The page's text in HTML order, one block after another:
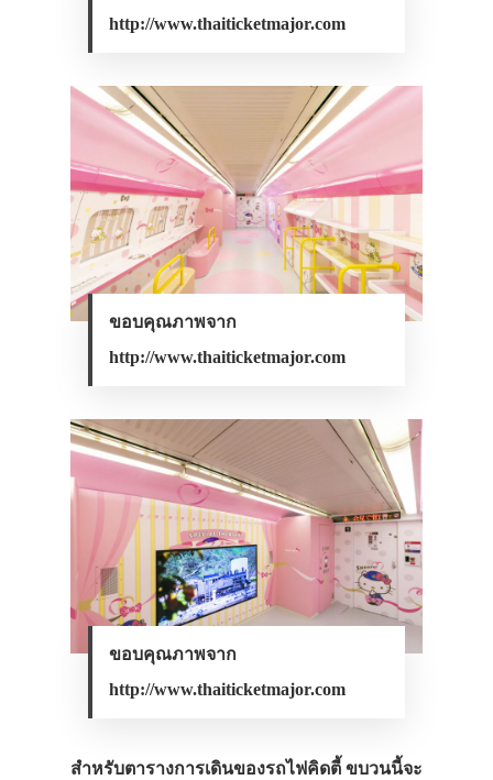
http://www.thaiticketmajor.com
ขอบคุณภาพจาก
http://www.thaiticketmajor.com
ขอบคุณภาพจาก
http://www.thaiticketmajor.com
สำหรับตารางการเดินของรถไฟคิดตี้ ขบวนนี้จะ